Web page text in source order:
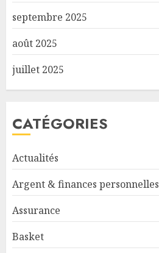
septembre 2025
août 2025
juillet 2025
CATÉGORIES
Actualités
Argent & finances personnelles
Assurance
Basket